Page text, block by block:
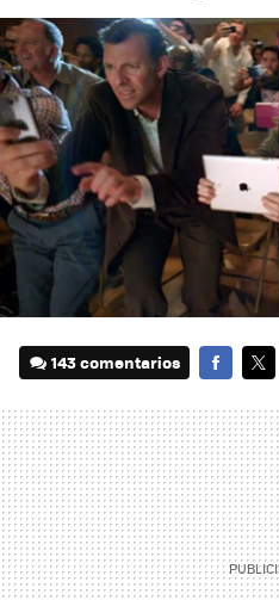
143 comentarios